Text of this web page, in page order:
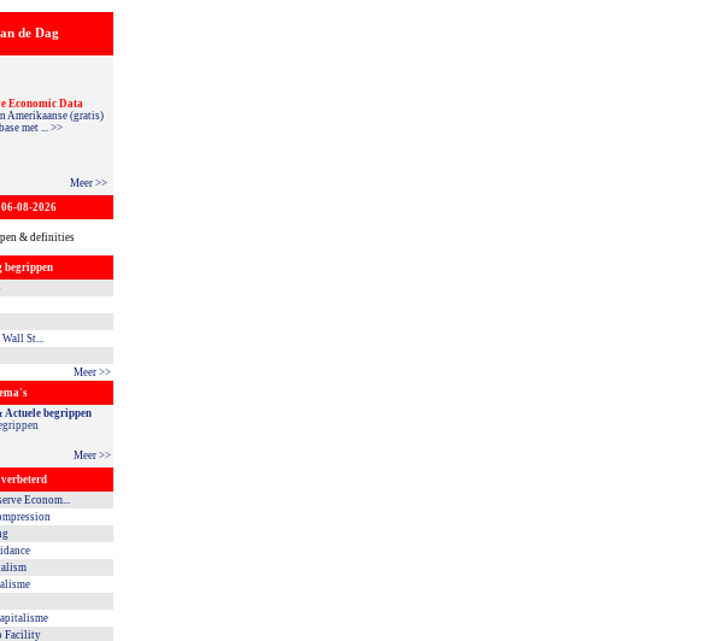
de Dag
Meer >>
Economic Data
Amerikaanse (gratis)
met ... >>
08-2026
& definities
begrippen
Wall St...
Meer >>
Actuele begrippen
Meer >>
verbeterd
Econom...
Facility